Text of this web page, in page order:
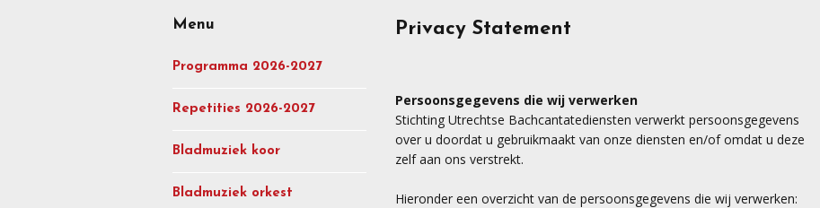
Menu
Programma 2026-2027
Repetities 2026-2027
Bladmuziek koor
Bladmuziek orkest
Privacy Statement
Persoonsgegevens die wij verwerken
Stichting Utrechtse Bachcantatediensten verwerkt persoonsgegevens
over u doordat u gebruikmaakt van onze diensten en/of omdat u deze
zelf aan ons verstrekt.
Hieronder een overzicht van de persoonsgegevens die wij verwerken: